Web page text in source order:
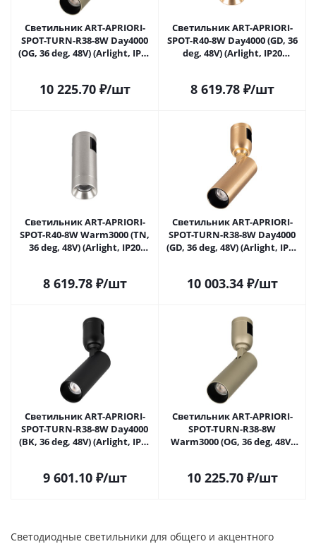
Светильник ART-APRIORI-
SPOT-TURN-R38-8W Day4000
(OG, 36 deg, 48V) (Arlight, IP20
10 225.70₽/шт
Светильник ART-APRIORI-
SPOT-R40-8W Day4000 (GD, 36
deg, 48V) (Arlight, IP20
8 619.78₽/шт
Светильник ART-APRIORI-
SPOT-R40-8W Warm3000 (TN,
36 deg, 48V) (Arlight, IP20
8 619.78₽/шт
Светильник ART-APRIORI-
SPOT-TURN-R38-8W Day4000
(GD, 36 deg, 48V) (Arlight, IP20
10 003.34₽/шт
Светильник ART-APRIORI-
SPOT-TURN-R38-8W Day4000
(BK, 36 deg, 48V) (Arlight, IP20
9 601.10₽/шт
Светильник ART-APRIORI-
SPOT-TURN-R38-8W
Warm3000 (OG, 36 deg, 48V)
10 225.70₽/шт
Cветодиодные светильники для общего и акцентного